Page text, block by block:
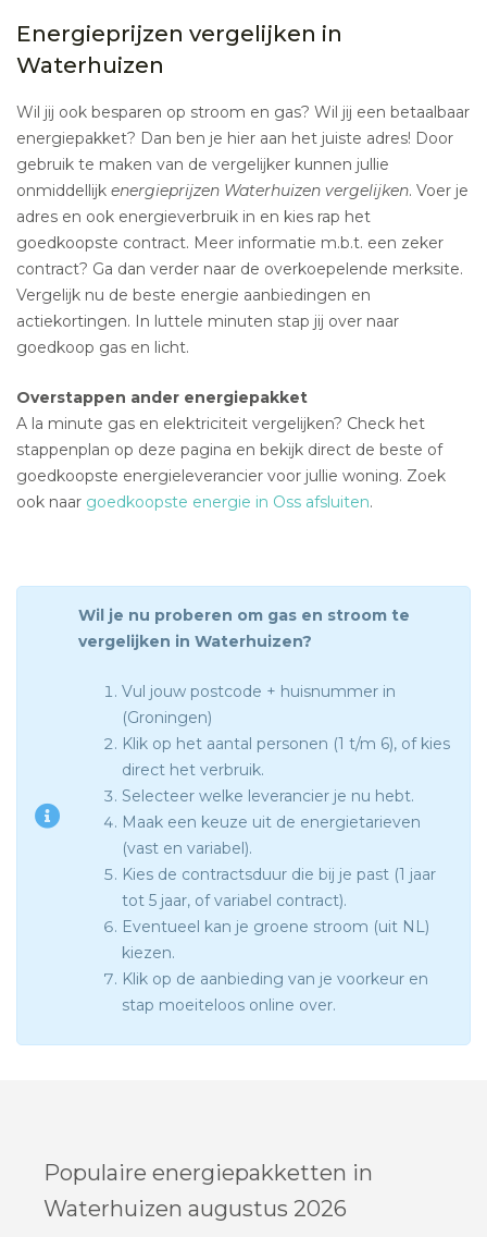
Energieprijzen vergelijken in
Waterhuizen
Wil jij ook besparen op stroom en gas? Wil jij een betaalbaar
energiepakket? Dan ben je hier aan het juiste adres! Door
gebruik te maken van de vergelijker kunnen jullie
onmiddellijk energieprijzen Waterhuizen vergelijken. Voer je
adres en ook energieverbruik in en kies rap het
goedkoopste contract. Meer informatie m.b.t. een zeker
contract? Ga dan verder naar de overkoepelende merksite.
Vergelijk nu de beste energie aanbiedingen en
actiekortingen. In luttele minuten stap jij over naar
goedkoop gas en licht.
Overstappen ander energiepakket
A la minute gas en elektriciteit vergelijken? Check het
stappenplan op deze pagina en bekijk direct de beste of
goedkoopste energieleverancier voor jullie woning. Zoek
ook naar goedkoopste energie in Oss afsluiten.
Wil je nu proberen om gas en stroom te
vergelijken in Waterhuizen?
Vul jouw postcode + huisnummer in
(Groningen)
Klik op het aantal personen (1 t/m 6), of kies
direct het verbruik.
Selecteer welke leverancier je nu hebt.
Maak een keuze uit de energietarieven
(vast en variabel).
Kies de contractsduur die bij je past (1 jaar
tot 5 jaar, of variabel contract).
Eventueel kan je groene stroom (uit NL)
kiezen.
Klik op de aanbieding van je voorkeur en
stap moeiteloos online over.
Populaire energiepakketten in
Waterhuizen augustus 2026